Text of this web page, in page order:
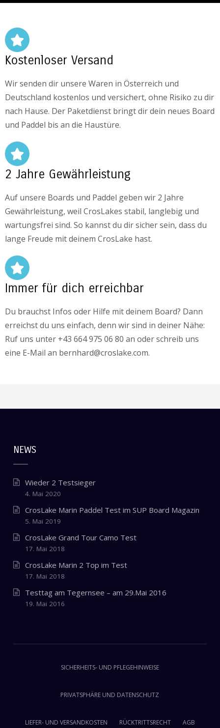
Kostenloser Versand
Wir senden dir unsere Waren in Österreich und
Deutschland kostenlos und versichert, ohne Risiko zu dir
nach Hause. Der Paketdienst bringt dir dein neues Board
und Paddel bis an die Haustüre.
2 Jahre Gewährleistung
Auf unsere Boards und Paddel geben wir 2 Jahre
Gewährleistung, weil CrosLakes stabil, langlebig und
wartungsfrei sind. So kannst du dir sicher sein, dass du
lange Freude mit deinem CrosLake hast.
Immer für dich erreichbar
Du brauchst Infos oder Hilfe mit deinem Board? Dann
erreichst du uns einfach, denn wir sind in deiner Nähe:
Ruf uns unter +43 664 975 06 80 an oder schreib uns
eine E-Mail an bernhard@croslake.com.
NEWS
Wieder 2 Testsieger
4. Mai 2020
CrosLake Marin Paddel Test im SUP Board Magazin
5. Mai 2019
CrosLake Grand Tour Camo Test
17. Mai 2018
CrosLake Marin 2 Top im Test
17. Mai 2018
Testtag am Tegernsee – am 29.Mai 2016
19. Mai 2016
SICHERHEITS- UND PFLEGEHINWEISE
PRIVATSPHÄRE UND DATENSCHUTZ
LIEFER- UND VERSANDKOSTEN RÜCKTRITTSRECHT AGB